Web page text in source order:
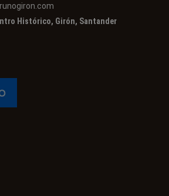
Histórico, Girón, Santander